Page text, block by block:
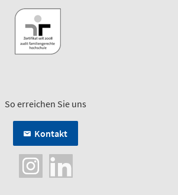
So erreichen Sie uns
Kontakt